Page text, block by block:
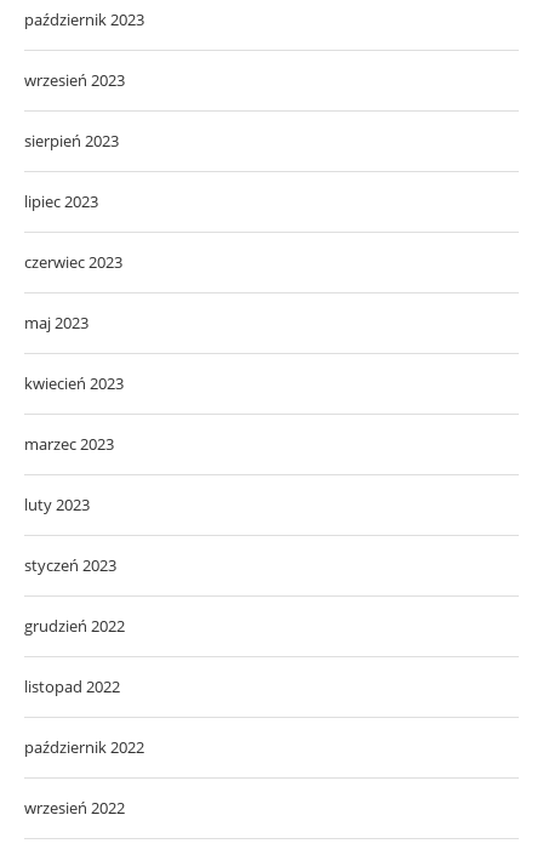
październik 2023
wrzesień 2023
sierpień 2023
lipiec 2023
czerwiec 2023
maj 2023
kwiecień 2023
marzec 2023
luty 2023
styczeń 2023
grudzień 2022
listopad 2022
październik 2022
wrzesień 2022